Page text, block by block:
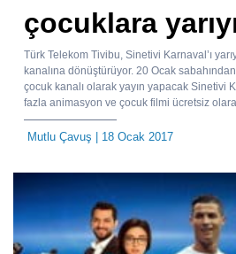
çocuklara
Türk Telekom Tivibu, Sinetivi Karnaval’ı
kanalına dönüştürüyor. 20 Ocak
çocuk kanalı olarak yayın yapacak Sinetivi
fazla animasyon ve çocuk filmi ücretsiz
Mutlu Çavuş | 18 Ocak 2017